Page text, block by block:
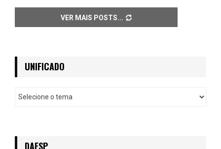
VER MAIS POSTS
UNIFICADO
DAESP